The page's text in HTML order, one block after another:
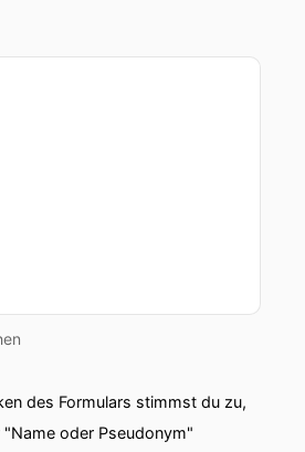
des Formulars stimmst du zu,
oder Pseudonym"